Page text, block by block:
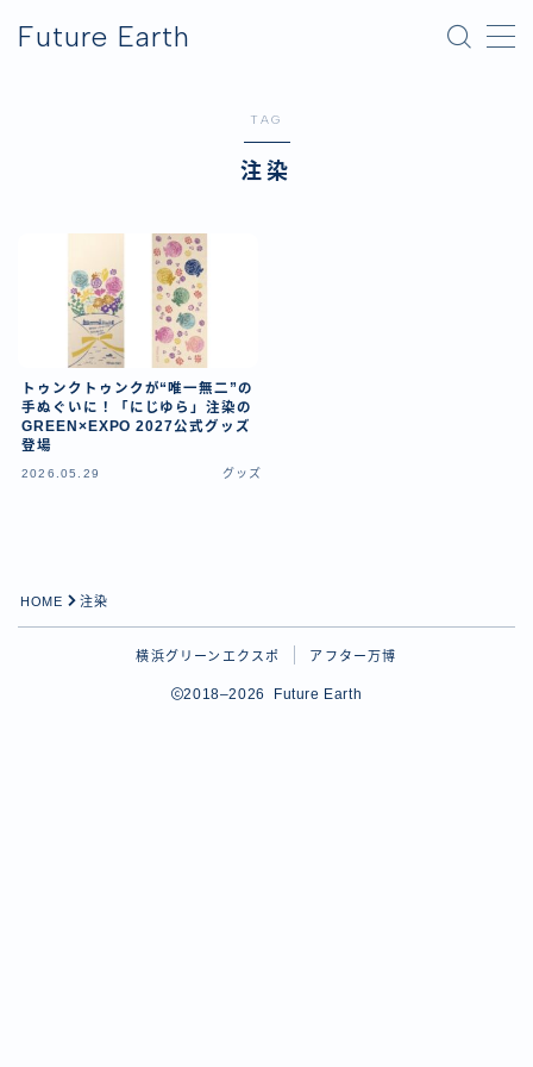
Future Earth
TAG
注染
トゥンクトゥンクが“唯一無二”の
手ぬぐいに！「にじゆら」注染の
GREEN×EXPO 2027公式グッズ
登場
2026.05.29 グッズ
HOME 注染
横浜グリーンエクスポ アフター万博
2018–2026 Future Earth